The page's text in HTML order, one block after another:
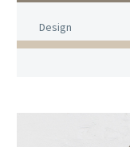
Design